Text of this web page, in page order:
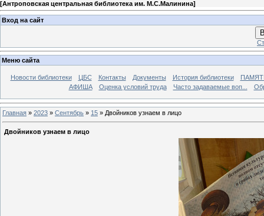
[Антроповская центральная библиотека им. М.С.Малинина]
Вход на сайт
Меню сайта
Новости библиотеки ЦБС Контакты Документы История библиотеки
АФИША
Оценка условий труда Часто задаваемые воп...
Главная » 2023 » Сентябрь » 15 » Двойников узнаем в лицо
Двойников узнаем в лицо